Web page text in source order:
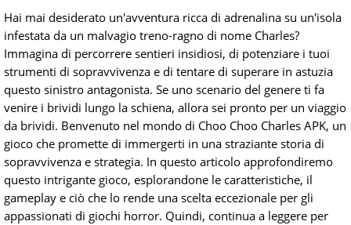
Hai mai desiderato un'avventura ricca di adrenalina su un'isola
infestata da un malvagio treno-ragno di nome Charles?
Immagina di percorrere sentieri insidiosi, di potenziare i tuoi
strumenti di sopravvivenza e di tentare di superare in astuzia
questo sinistro antagonista. Se uno scenario del genere ti fa
venire i brividi lungo la schiena, allora sei pronto per un viaggio
da brividi. Benvenuto nel mondo di Choo Choo Charles APK, un
gioco che promette di immergerti in una straziante storia di
sopravvivenza e strategia. In questo articolo approfondiremo
questo intrigante gioco, esplorandone le caratteristiche, il
gameplay e ciò che lo rende una scelta eccezionale per gli
appassionati di giochi horror. Quindi, continua a leggere per